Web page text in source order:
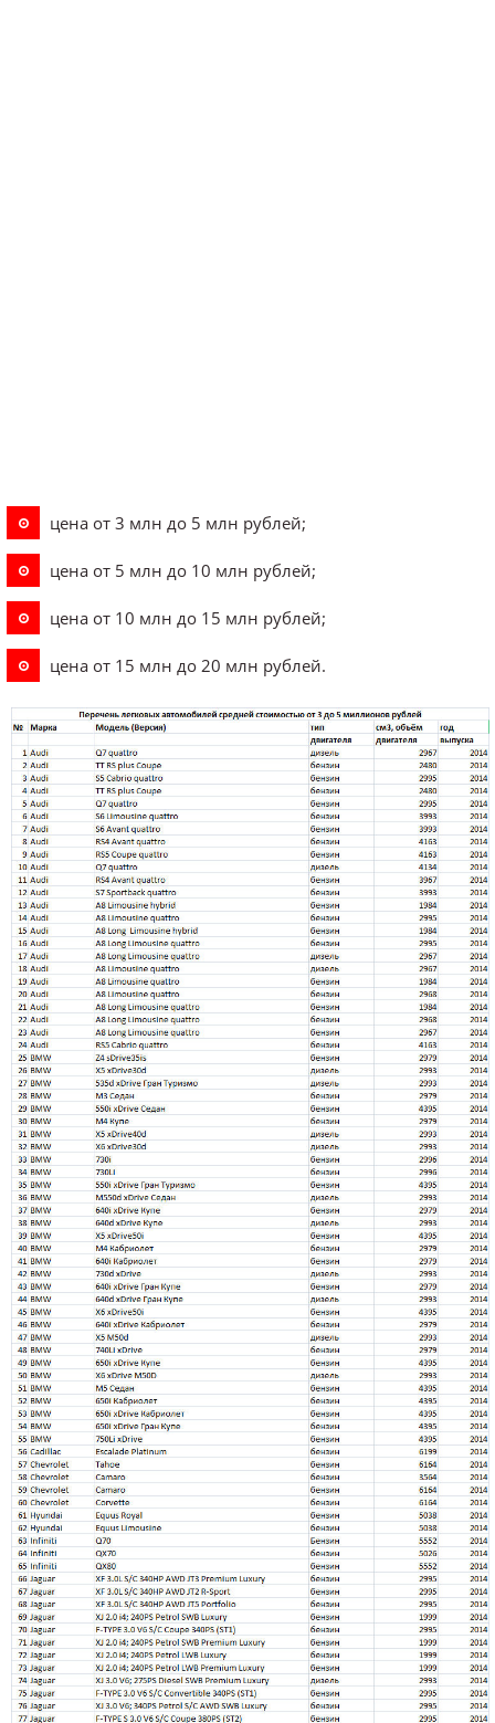
цена от 3 млн до 5 млн рублей;
цена от 5 млн до 10 млн рублей;
цена от 10 млн до 15 млн рублей;
цена от 15 млн до 20 млн рублей.